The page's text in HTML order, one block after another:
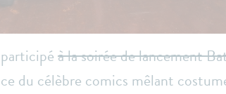
à la soirée de lancement
du célèbre comics mêlant